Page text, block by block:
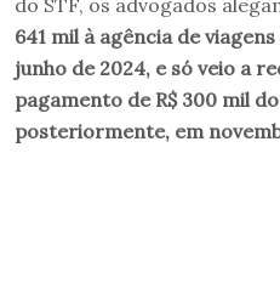
641 mil à agência de
junho de 2024, e só veio a
pagamento de R$ 300 mil
posteriormente, em